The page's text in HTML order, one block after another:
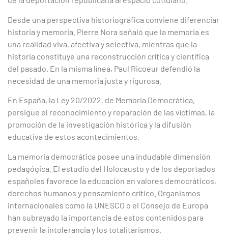
Desde una perspectiva historiográfica conviene diferenciar
historia y memoria. Pierre Nora señaló que la memoria es
una realidad viva, afectiva y selectiva, mientras que la
historia constituye una reconstrucción crítica y científica
del pasado. En la misma línea, Paul Ricoeur defendió la
necesidad de una memoria justa y rigurosa.
En España, la Ley 20/2022, de Memoria Democrática,
persigue el reconocimiento y reparación de las víctimas, la
promoción de la investigación histórica y la difusión
educativa de estos acontecimientos.
La memoria democrática posee una indudable dimensión
pedagógica. El estudio del Holocausto y de los deportados
españoles favorece la educación en valores democráticos,
derechos humanos y pensamiento crítico. Organismos
internacionales como la UNESCO o el Consejo de Europa
han subrayado la importancia de estos contenidos para
prevenir la intolerancia y los totalitarismos.